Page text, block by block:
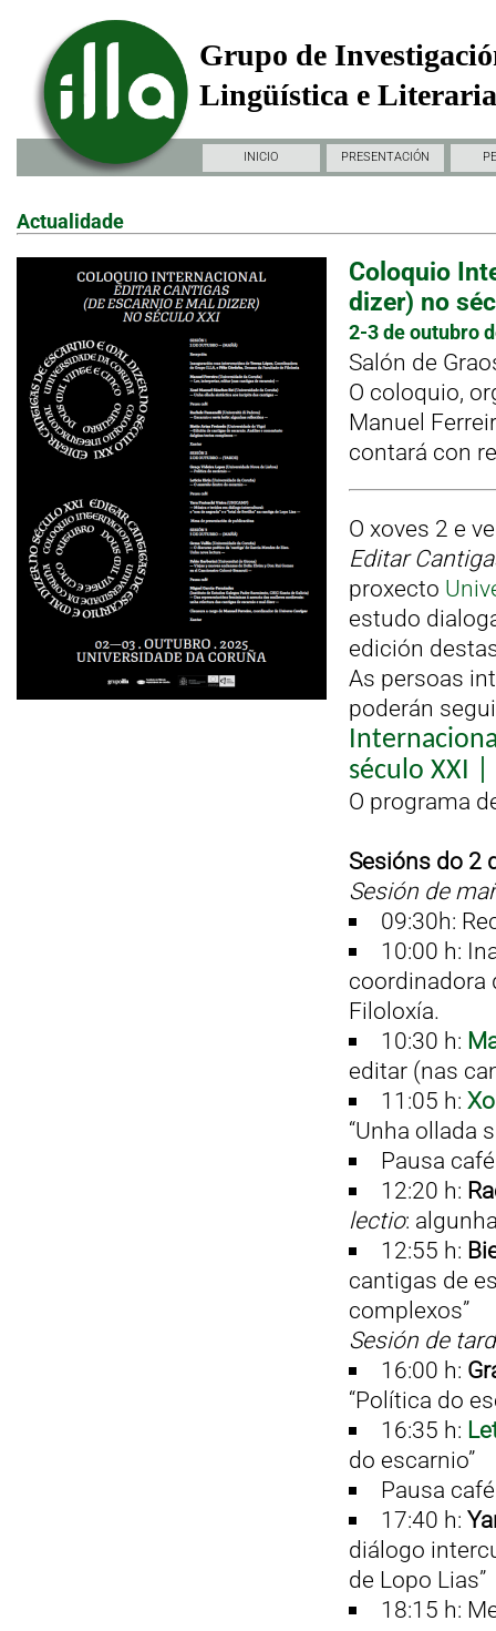
Grupo de
Lingüística e
INICIO PRESENTACIÓN
Actualidade
Coloquio
dizer) no
2-3 de outubro
Salón de
O coloquio,
Manuel
contará con
O xoves 2 e
Editar
proxecto
estudo
edición
As persoas
poderán
século XXI
O programa
Sesións do 2
Sesión de
09:30h:
10:00 h:
coordinadora
Filoloxía.
10:30 h:
editar (nas
11:05 h:
“Unha ollada
Pausa café
12:20 h:
lectio:
12:55 h:
cantigas de
complexos”
Sesión de
16:00 h:
“Política do
16:35 h:
do escarnio”
Pausa café
17:40 h:
diálogo
de Lopo Lias”
18:15 h: